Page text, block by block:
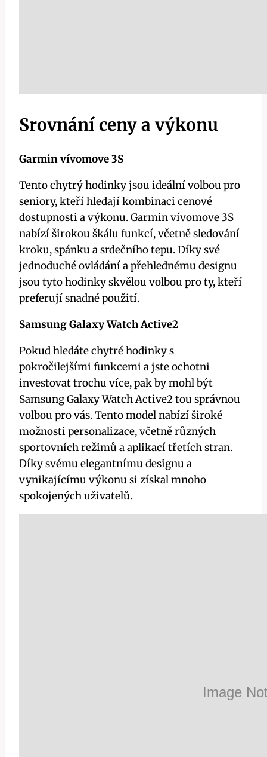
Srovnání ceny a výkonu
Garmin vívomove 3S
Tento chytrý hodinky jsou ideální volbou pro
seniory, kteří hledají kombinaci cenové
dostupnosti a výkonu. Garmin vívomove 3S
nabízí širokou škálu funkcí, včetně sledování
kroku, spánku a srdečního tepu. Díky své
jednoduché ovládání a přehlednému designu
jsou tyto hodinky skvělou volbou pro ty, kteří
preferují snadné použití.
Samsung Galaxy Watch Active2
Pokud hledáte chytré hodinky s
pokročilejšími funkcemi a jste ochotni
investovat trochu více, pak by mohl být
Samsung Galaxy Watch Active2 tou správnou
volbou pro vás. Tento model nabízí široké
možnosti personalizace, včetně různých
sportovních režimů a aplikací třetích stran.
Díky svému elegantnímu designu a
vynikajícímu výkonu si získal mnoho
spokojených uživatelů.